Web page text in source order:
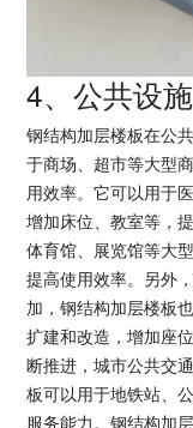
4、公共设施
钢结构加层楼板在公
于商场、超市等大型
用效率。它可以用于
增加床位、教室等，
体育馆、展览馆等大
提高使用效率。另外
加，钢结构加层楼板
扩建和改造，增加座
断推进，城市公共交
板可以用于地铁站、
服务能力。钢结构加